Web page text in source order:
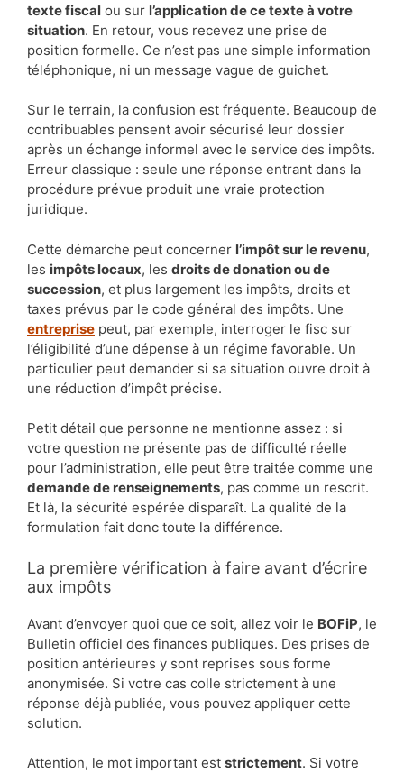
texte fiscal ou sur l’application de ce texte à votre
situation. En retour, vous recevez une prise de
position formelle. Ce n’est pas une simple information
téléphonique, ni un message vague de guichet.
Sur le terrain, la confusion est fréquente. Beaucoup de
contribuables pensent avoir sécurisé leur dossier
après un échange informel avec le service des impôts.
Erreur classique : seule une réponse entrant dans la
procédure prévue produit une vraie protection
juridique.
Cette démarche peut concerner l’impôt sur le revenu,
les impôts locaux, les droits de donation ou de
succession, et plus largement les impôts, droits et
taxes prévus par le code général des impôts. Une
entreprise peut, par exemple, interroger le fisc sur
l’éligibilité d’une dépense à un régime favorable. Un
particulier peut demander si sa situation ouvre droit à
une réduction d’impôt précise.
Petit détail que personne ne mentionne assez : si
votre question ne présente pas de difficulté réelle
pour l’administration, elle peut être traitée comme une
demande de renseignements, pas comme un rescrit.
Et là, la sécurité espérée disparaît. La qualité de la
formulation fait donc toute la différence.
La première vérification à faire avant d’écrire
aux impôts
Avant d’envoyer quoi que ce soit, allez voir le BOFiP, le
Bulletin officiel des finances publiques. Des prises de
position antérieures y sont reprises sous forme
anonymisée. Si votre cas colle strictement à une
réponse déjà publiée, vous pouvez appliquer cette
solution.
Attention, le mot important est strictement. Si votre